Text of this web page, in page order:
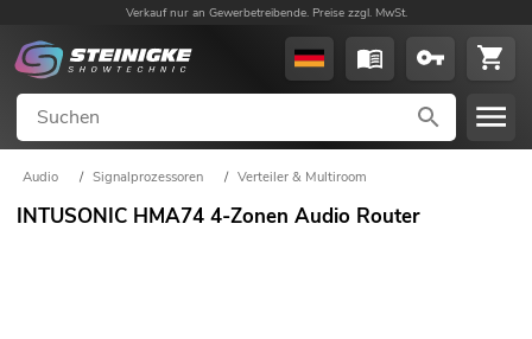
Verkauf nur an Gewerbetreibende. Preise zzgl. MwSt.
Audio / Signalprozessoren / Verteiler & Multiroom
INTUSONIC HMA74 4-Zonen Audio Router